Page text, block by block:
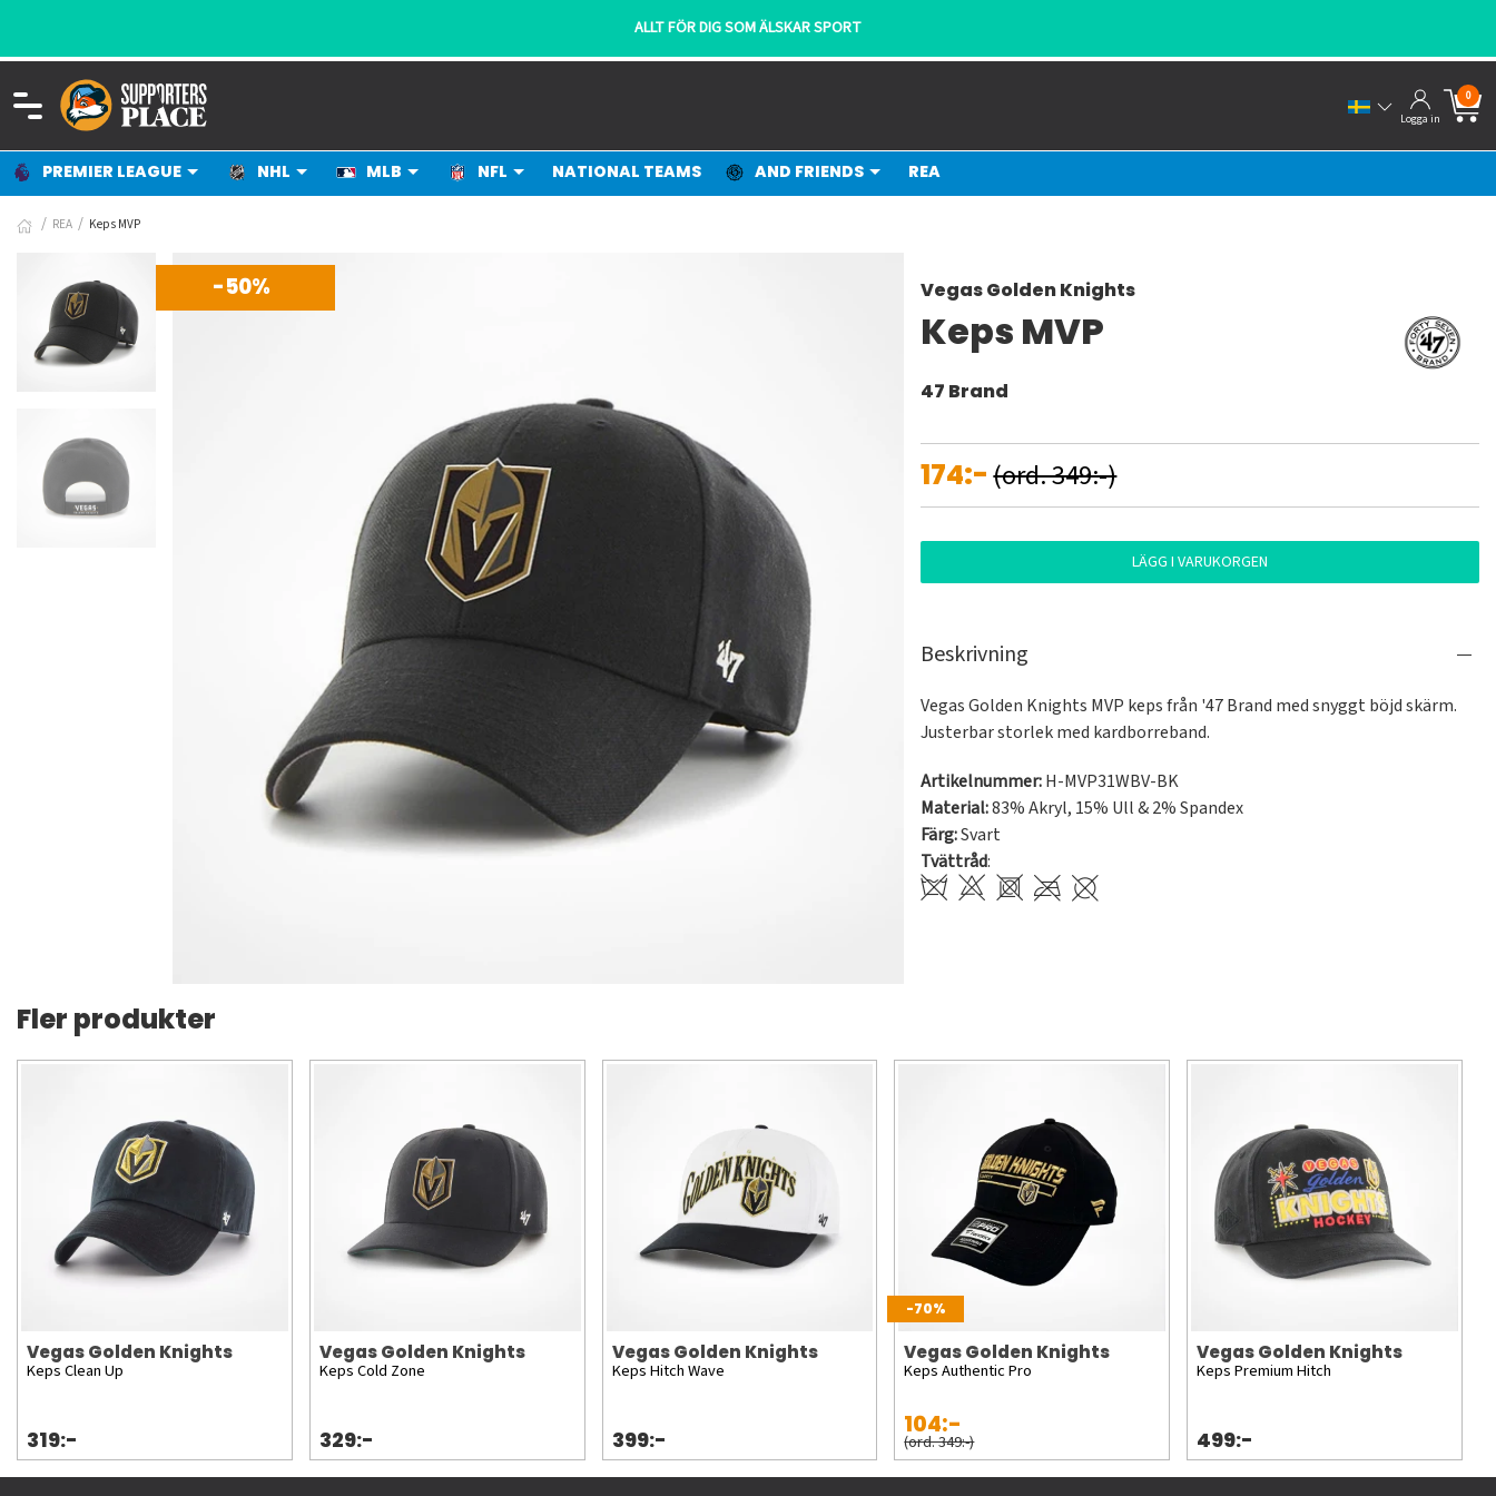
ALLT FÖR DIG SOM ÄLSKAR SPORT
Logga in
0
PREMIER LEAGUE NHL MLB NFL NATIONAL TEAMS AND FRIENDS REA
REA Keps MVP
-50% Vegas Golden Knights
Keps MVP
47 Brand
174:-(ord. 349:-)
LÄGG I VARUKORGEN
Beskrivning
Vegas Golden Knights MVP keps från '47 Brand med snyggt böjd skärm.
Justerbar storlek med kardborreband.
Artikelnummer:H-MVP31WBV-BK
Material:83% Akryl, 15% Ull & 2% Spandex
Färg:Svart
Tvättråd:
Fler produkter
Vegas Golden Knights
Keps Clean Up
319:-
Vegas Golden Knights
Keps Cold Zone
329:-
Vegas Golden Knights
Keps Hitch Wave
399:-
-70%
Vegas Golden Knights
Keps Authentic Pro
104:-
(ord. 349:-)
Vegas Golden Knights
Keps Premium Hitch
499:-